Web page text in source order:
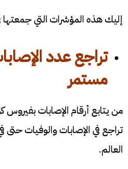
إليك هذه المؤشرات التي جمعتها
تراجع عدد
مستمر
من يتابع أرقام الإصابات بفيروس
تراجع في الإصابات والوفيات حتى
العالم.